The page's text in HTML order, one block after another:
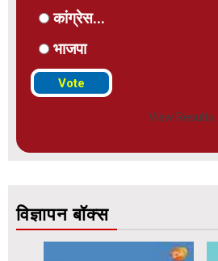
कांग्रेस...
भाजपा
View Results
विज्ञापन बॉक्स